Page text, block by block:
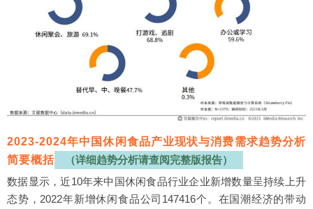
2023-2024年中国休闲食品产业现状与消费需求趋势分析
简要概括
（详细趋势分析请查阅完整版报告）
数据显示，近10年来中国休闲食品行业企业新增数量呈持续上升
态势，2022年新增休闲食品公司147416个。在国潮经济的带动